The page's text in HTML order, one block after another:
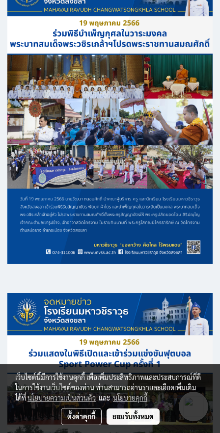
เว็บไซต์นี้มีการใช้งานคุกกี้ เพื่อเพิ่มประสิทธิภาพและประสบการณ์ที่ดี
ในการใช้งานเว็บไซต์ของท่าน ท่านสามารถอ่านรายละเอียดเพิ่มเติม
ได้ที่นโยบายความเป็นส่วนตัวและนโยบายคุกกี้
ตั้งค่าคุกกี้ ยอมรับทั้งหมด